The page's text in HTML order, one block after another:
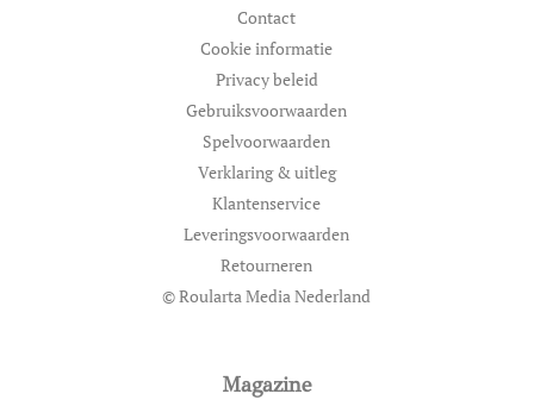
Contact
Cookie informatie
Privacy beleid
Gebruiksvoorwaarden
Spelvoorwaarden
Verklaring & uitleg
Klantenservice
Leveringsvoorwaarden
Retourneren
© Roularta Media Nederland
Magazine